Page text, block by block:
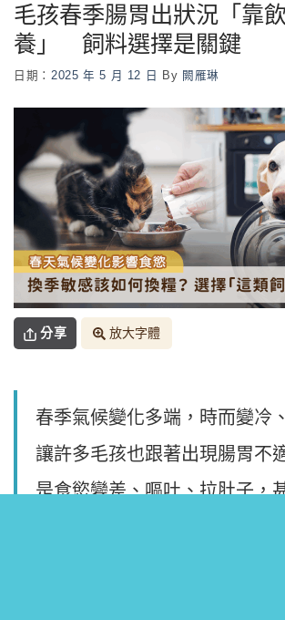
毛孩春季腸胃出狀況「靠
養」 飼料選擇是關鍵
日期： 2025 年 5 月 12 日 By 闕雁琳
分享 放大字體
春季氣候變化多端，時而變冷
讓許多毛孩也跟著出現腸胃不
是食慾變差、嘔吐、拉肚子，